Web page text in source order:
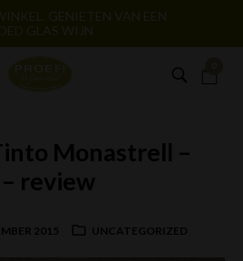
GENIETEN VAN EEN
GLAS WIJN
Monastrell –
review
2015 UNCATEGORIZED